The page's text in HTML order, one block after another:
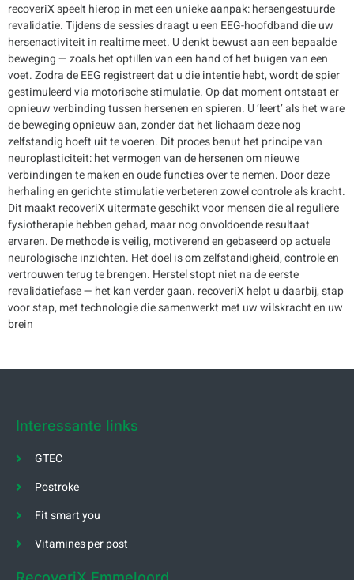
recoveriX speelt hierop in met een unieke aanpak: hersengestuurde
revalidatie. Tijdens de sessies draagt u een EEG-hoofdband die uw
hersenactiviteit in realtime meet. U denkt bewust aan een bepaalde
beweging — zoals het optillen van een hand of het buigen van een
voet. Zodra de EEG registreert dat u die intentie hebt, wordt de spier
gestimuleerd via motorische stimulatie. Op dat moment ontstaat er
opnieuw verbinding tussen hersenen en spieren. U ‘leert’ als het ware
de beweging opnieuw aan, zonder dat het lichaam deze nog
zelfstandig hoeft uit te voeren. Dit proces benut het principe van
neuroplasticiteit: het vermogen van de hersenen om nieuwe
verbindingen te maken en oude functies over te nemen. Door deze
herhaling en gerichte stimulatie verbeteren zowel controle als kracht.
Dit maakt recoveriX uitermate geschikt voor mensen die al reguliere
fysiotherapie hebben gehad, maar nog onvoldoende resultaat
ervaren. De methode is veilig, motiverend en gebaseerd op actuele
neurologische inzichten. Het doel is om zelfstandigheid, controle en
vertrouwen terug te brengen. Herstel stopt niet na de eerste
revalidatiefase — het kan verder gaan. recoveriX helpt u daarbij, stap
voor stap, met technologie die samenwerkt met uw wilskracht en uw
brein
Interessante links
GTEC
Postroke
Fit smart you
Vitamines per post